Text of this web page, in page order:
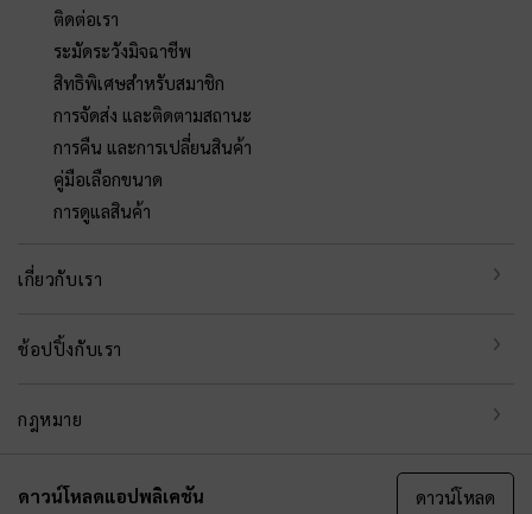
ติดต่อเรา
ระมัดระวังมิจฉาชีพ
สิทธิพิเศษสำหรับสมาชิก
การจัดส่ง และติดตามสถานะ
การคืน และการเปลี่ยนสินค้า
คู่มือเลือกขนาด
การดูแลสินค้า
เกี่ยวกับเรา
ช้อปปิ้งกับเรา
กฎหมาย
ดาวน์โหลดแอปพลิเคชัน ดาวน์โหลด